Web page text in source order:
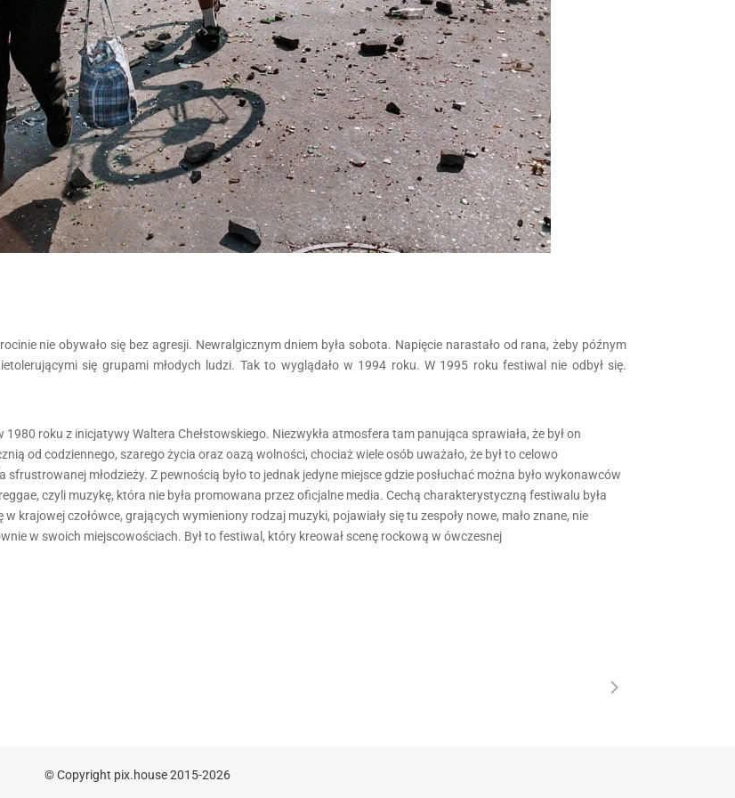
nie obywało się bez agresji. Newralgicznym dniem była sobota. Napięcie narastało od rana, żeby późnym
się grupami młodych ludzi. Tak to wyglądało w 1994 roku. W 1995 roku festiwal nie odbył się.
roku z inicjatywy Waltera Chełstowskiego. Niezwykła atmosfera tam panująca sprawiała, że był on
od codziennego, szarego życia oraz oazą wolności, chociaż wiele osób uważało, że był to celowo
młodzieży. Z pewnością było to jednak jedyne miejsce gdzie posłuchać można było wykonawców
czyli muzykę, która nie była promowana przez oficjalne media. Cechą charakterystyczną festiwalu była
krajowej czołówce, grających wymieniony rodzaj muzyki, pojawiały się tu zespoły nowe, mało znane, nie
w swoich miejscowościach. Był to festiwal, który kreował scenę rockową w ówczesnej
© Copyright pix.house 2015-2026